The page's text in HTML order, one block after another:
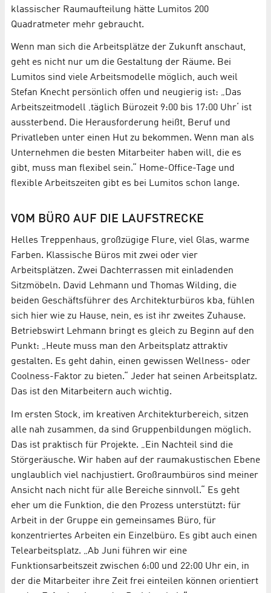
klassischer Raumaufteilung hätte Lumitos 200
Quadratmeter mehr gebraucht.
Wenn man sich die Arbeitsplätze der Zukunft anschaut,
geht es nicht nur um die Gestaltung der Räume. Bei
Lumitos sind viele Arbeitsmodelle möglich, auch weil
Stefan Knecht persönlich offen und neugierig ist: „Das
Arbeitszeitmodell ‚täglich Bürozeit 9:00 bis 17:00 Uhr‘ ist
aussterbend. Die Herausforderung heißt, Beruf und
Privatleben unter einen Hut zu bekommen. Wenn man als
Unternehmen die besten Mitarbeiter haben will, die es
gibt, muss man flexibel sein.“ Home-Office-Tage und
flexible Arbeitszeiten gibt es bei Lumitos schon lange.
VOM BÜRO AUF DIE LAUFSTRECKE
Helles Treppenhaus, großzügige Flure, viel Glas, warme
Farben. Klassische Büros mit zwei oder vier
Arbeitsplätzen. Zwei Dachterrassen mit einladenden
Sitzmöbeln. David Lehmann und Thomas Wilding, die
beiden Geschäftsführer des Architekturbüros kba, fühlen
sich hier wie zu Hause, nein, es ist ihr zweites Zuhause.
Betriebswirt Lehmann bringt es gleich zu Beginn auf den
Punkt: „Heute muss man den Arbeitsplatz attraktiv
gestalten. Es geht dahin, einen gewissen Wellness- oder
Coolness-Faktor zu bieten.“ Jeder hat seinen Arbeitsplatz.
Das ist den Mitarbeitern auch wichtig.
Im ersten Stock, im kreativen Architekturbereich, sitzen
alle nah zusammen, da sind Gruppenbildungen möglich.
Das ist praktisch für Projekte. „Ein Nachteil sind die
Störgeräusche. Wir haben auf der raumakustischen Ebene
unglaublich viel nachjustiert. Großraumbüros sind meiner
Ansicht nach nicht für alle Bereiche sinnvoll.“ Es geht
eher um die Funktion, die den Prozess unterstützt: für
Arbeit in der Gruppe ein gemeinsames Büro, für
konzentriertes Arbeiten ein Einzelbüro. Es gibt auch einen
Telearbeitsplatz. „Ab Juni führen wir eine
Funktionsarbeitszeit zwischen 6:00 und 22:00 Uhr ein, in
der die Mitarbeiter ihre Zeit frei einteilen können orientiert